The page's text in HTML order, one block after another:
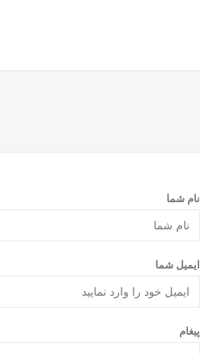
نام شما
ایمیل شما
پیغام